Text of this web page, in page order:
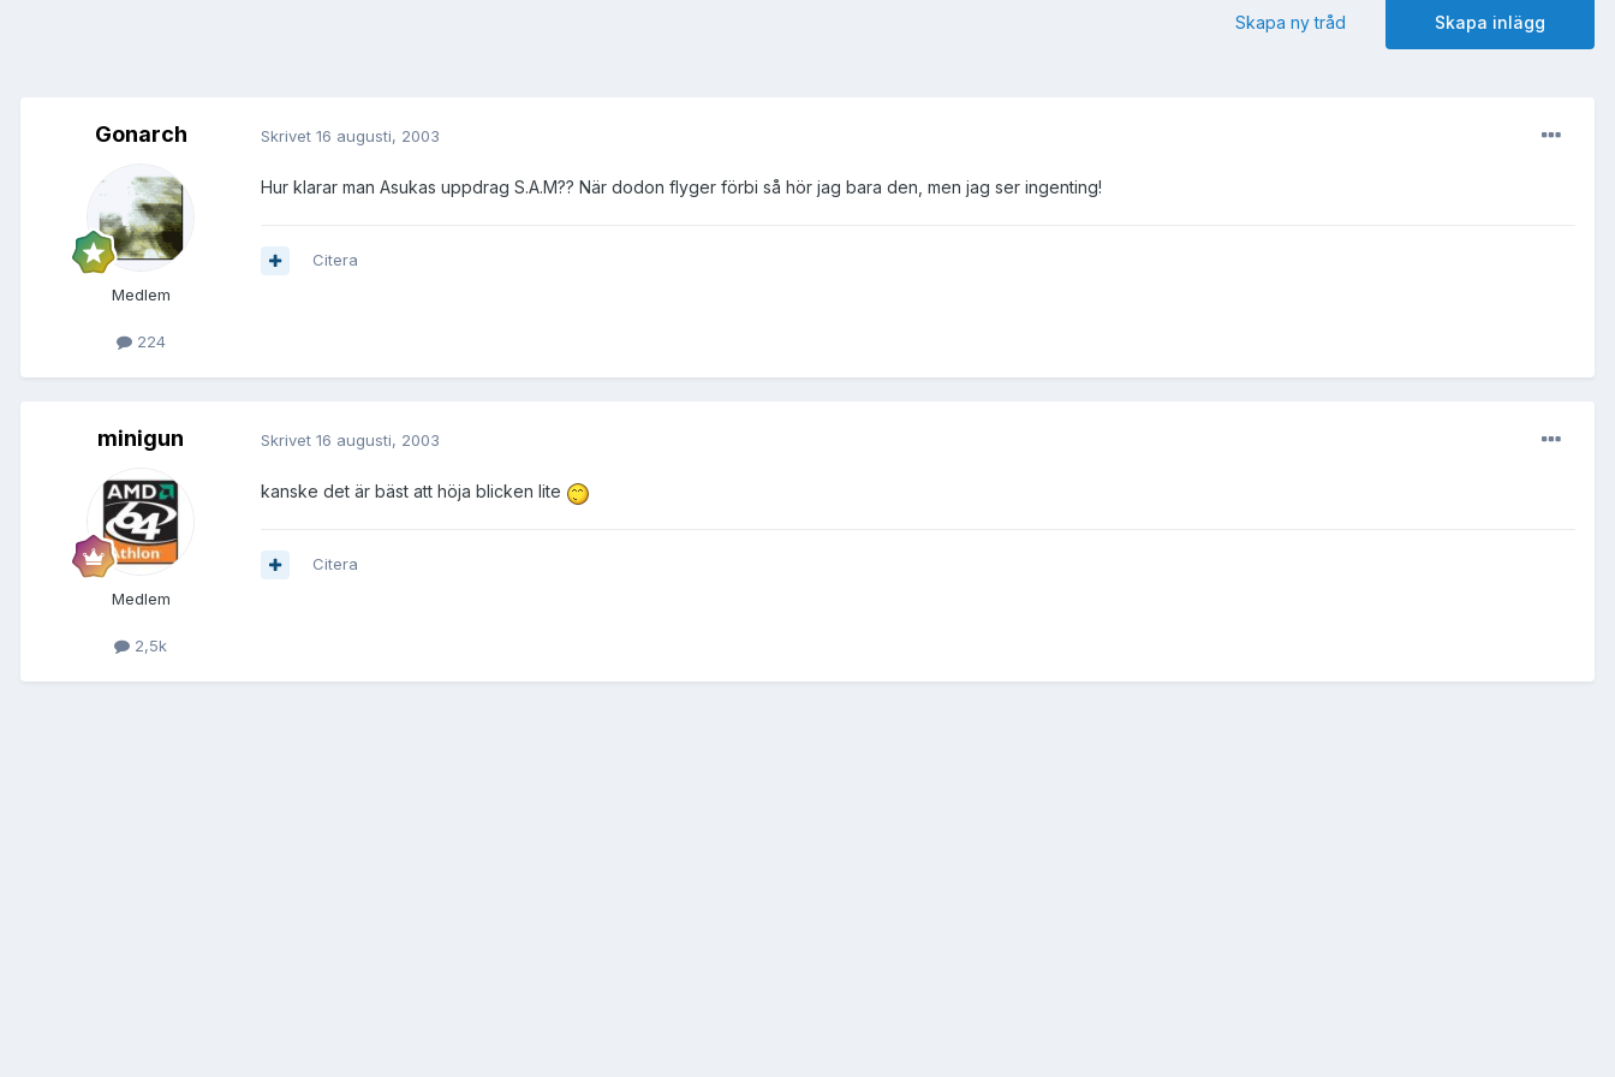
Skapa inlägg
Skapa ny tråd
Gonarch
Medlem
224
Skrivet 16 augusti, 2003
Hur klarar man Asukas uppdrag S.A.M?? När dodon flyger förbi så hör jag bara den, men jag ser ingenting!
Citera
minigun
Medlem
2,5k
Skrivet 16 augusti, 2003
kanske det är bäst att höja blicken lite
Citera